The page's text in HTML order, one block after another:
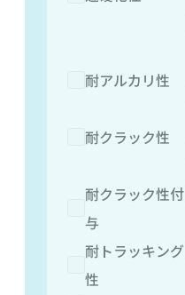
耐アルカリ性
耐クラック性
耐クラック性付
与
耐トラッキング
性